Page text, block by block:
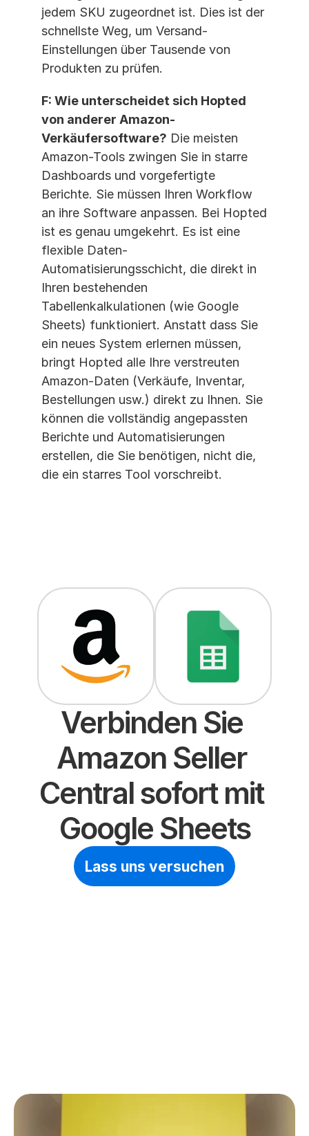
jedem SKU zugeordnet ist. Dies ist der
schnellste Weg, um Versand-
Einstellungen über Tausende von
Produkten zu prüfen.
F: Wie unterscheidet sich Hopted
von anderer Amazon-
Verkäufersoftware? Die meisten
Amazon-Tools zwingen Sie in starre
Dashboards und vorgefertigte
Berichte. Sie müssen Ihren Workflow
an ihre Software anpassen. Bei Hopted
ist es genau umgekehrt. Es ist eine
flexible Daten-
Automatisierungsschicht, die direkt in
Ihren bestehenden
Tabellenkalkulationen (wie Google
Sheets) funktioniert. Anstatt dass Sie
ein neues System erlernen müssen,
bringt Hopted alle Ihre verstreuten
Amazon-Daten (Verkäufe, Inventar,
Bestellungen usw.) direkt zu Ihnen. Sie
können die vollständig angepassten
Berichte und Automatisierungen
erstellen, die Sie benötigen, nicht die,
die ein starres Tool vorschreibt.
Verbinden Sie
Amazon Seller
Central sofort mit
Google Sheets
Lass uns versuchen